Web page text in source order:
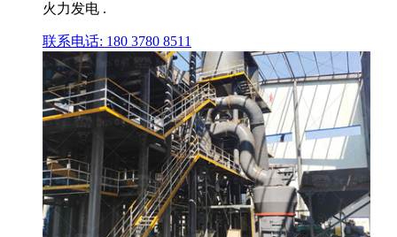
火力发电 .
联系电话: 180 3780 8511